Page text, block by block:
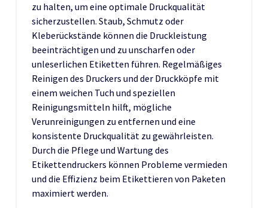
zu halten, um eine optimale Druckqualität
sicherzustellen. Staub, Schmutz oder
Kleberückstände können die Druckleistung
beeinträchtigen und zu unscharfen oder
unleserlichen Etiketten führen. Regelmäßiges
Reinigen des Druckers und der Druckköpfe mit
einem weichen Tuch und speziellen
Reinigungsmitteln hilft, mögliche
Verunreinigungen zu entfernen und eine
konsistente Druckqualität zu gewährleisten.
Durch die Pflege und Wartung des
Etikettendruckers können Probleme vermieden
und die Effizienz beim Etikettieren von Paketen
maximiert werden.